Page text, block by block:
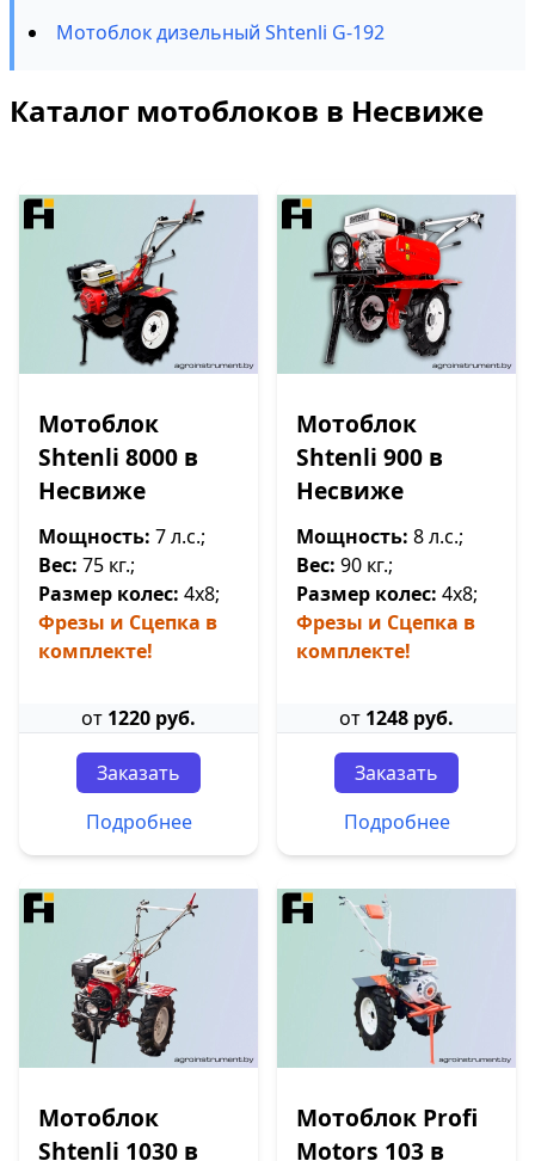
Мотоблок дизельный Shtenli G-192
Каталог мотоблоков в Несвиже
Мотоблок
Shtenli 8000 в
Несвиже
Мощность: 7 л.с.;
Вес: 75 кг.;
Размер колес: 4х8;
Фрезы и Сцепка в
комплекте!
от 1220 руб.
Заказать
Подробнее
Мотоблок
Shtenli 900 в
Несвиже
Мощность: 8 л.с.;
Вес: 90 кг.;
Размер колес: 4х8;
Фрезы и Сцепка в
комплекте!
от 1248 руб.
Заказать
Подробнее
Мотоблок
Shtenli 1030 в
Мотоблок Profi
Motors 103 в